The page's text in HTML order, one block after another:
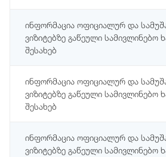
ინფორმაცია ოფიციალურ და
ვიზიტებზე გაწეული სამივლინებო
შესახებ
ინფორმაცია ოფიციალურ და
ვიზიტებზე გაწეული სამივლინებო
შესახებ
ინფორმაცია ოფიციალურ და
ვიზიტებზე გაწეული სამივლინებო